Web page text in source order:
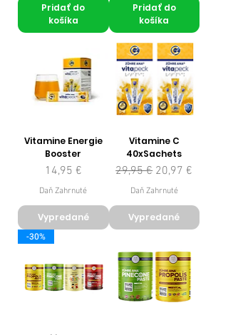
Pridať do
košíka
Pridať do
košíka
Vitamine Energie
Booster
Cena
14,95 €
Daň Zahrnuté
Vypredané
Vitamine C
40xSachets
Normálna cena
29,95 € Zľavnená cena
20,97 €
Daň Zahrnuté
Vypredané
-30%